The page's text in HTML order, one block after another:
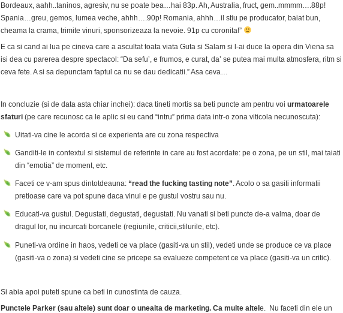
Bordeaux, aahh..taninos, agresiv, nu se poate bea…hai 83p. Ah, Australia, fruct, gem..mmmm….88p!
Spania…greu, gemos, lumea veche, ahhh….90p! Romania, ahhh…il stiu pe producator, baiat bun,
cheama la crama, trimite vinuri, sponsorizeaza la nevoie. 91p cu coronita!”
E ca si cand ai lua pe cineva care a ascultat toata viata Guta si Salam si l-ai duce la opera din Viena sa
isi dea cu parerea despre spectacol: “Da sefu’, e frumos, e curat, da’ se putea mai multa atmosfera, ritm si
ceva fete. A si sa depunctam faptul ca nu se dau dedicatii.” Asa ceva…
In concluzie (si de data asta chiar inchei): daca tineti mortis sa beti puncte am pentru voi urmatoarele
sfaturi (pe care recunosc ca le aplic si eu cand “intru” prima data intr-o zona viticola necunoscuta):
Uitati-va cine le acorda si ce experienta are cu zona respectiva
Ganditi-le in contextul si sistemul de referinte in care au fost acordate: pe o zona, pe un stil, mai taiati
din “emotia” de moment, etc.
Faceti ce v-am spus dintotdeauna: “read the fucking tasting note”. Acolo o sa gasiti informatii
pretioase care va pot spune daca vinul e pe gustul vostru sau nu.
Educati-va gustul. Degustati, degustati, degustati. Nu vanati si beti puncte de-a valma, doar de
dragul lor, nu incurcati borcanele (regiunile, criticii,stilurile, etc).
Puneti-va ordine in haos, vedeti ce va place (gasiti-va un stil), vedeti unde se produce ce va place
(gasiti-va o zona) si vedeti cine se pricepe sa evalueze competent ce va place (gasiti-va un critic).
Si abia apoi puteti spune ca beti in cunostinta de cauza.
Punctele Parker (sau altele) sunt doar o unealta de marketing. Ca multe altele. Nu faceti din ele un